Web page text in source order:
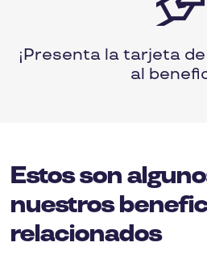
¡Presenta la tarjeta
al
Estos son
nuestros
relacionados